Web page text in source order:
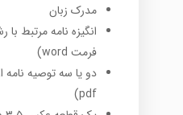
مدرک زبان
انگیزه نامه مرتبط با
فرمت word)
دو یا سه توصیه نامه
pdf)